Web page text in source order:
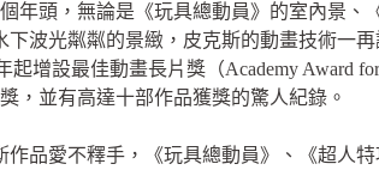
年頭，無論是《玩具總動員》的室內景、
波光粼粼的景緻，皮克斯的動畫技術一
增設最佳動畫長片獎（Academy Award
，並有高達十部作品獲獎的驚人紀錄。
品愛不釋手，《玩具總動員》、《超人